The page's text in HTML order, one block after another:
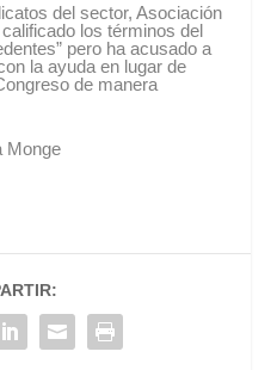
del sector, Asociación
los términos del
pero ha acusado a
la ayuda en lugar de
de manera
Monge